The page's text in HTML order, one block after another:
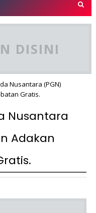
DISINI
Nusantara (PGN)
Gratis.
Nusantara
Adakan